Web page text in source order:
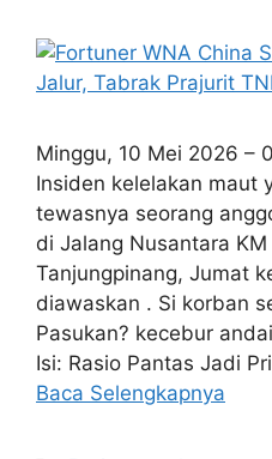
Minggu, 10 Mei 2026 –
Insiden kelelakan maut
tewasnya seorang
di Jalang Nusantara KM
Tanjungpinang, Jumat
diawaskan . Si korban
Pasukan? kecebur
Isi: Rasio Pantas Jadi
Baca Selengkapnya